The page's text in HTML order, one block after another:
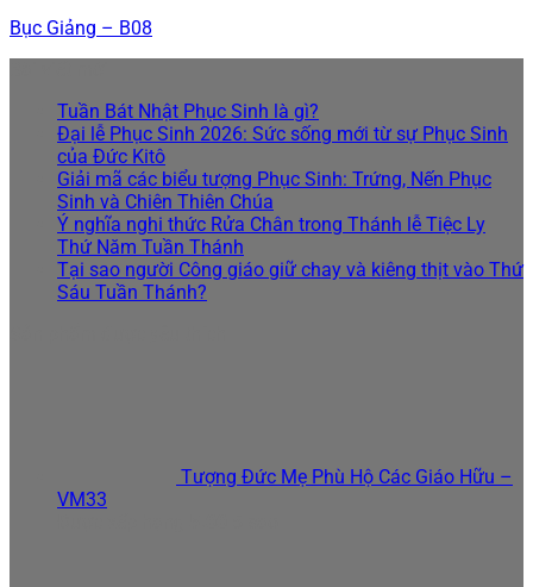
Bục Giảng – B08
Tuần Bát Nhật Phục Sinh là gì?
Đại lễ Phục Sinh 2026: Sức sống mới từ sự Phục Sinh
của Đức Kitô
Giải mã các biểu tượng Phục Sinh: Trứng, Nến Phục
Sinh và Chiên Thiên Chúa
Ý nghĩa nghi thức Rửa Chân trong Thánh lễ Tiệc Ly
Thứ Năm Tuần Thánh
Tại sao người Công giáo giữ chay và kiêng thịt vào Thứ
Sáu Tuần Thánh?
Tượng Đức Mẹ Phù Hộ Các Giáo Hữu –
VM33